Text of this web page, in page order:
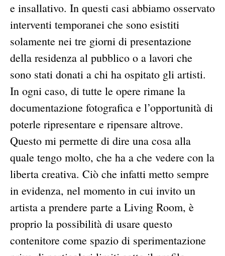
e insallativo. In questi casi abbiamo osservato
interventi temporanei che sono esistiti
solamente nei tre giorni di presentazione
della residenza al pubblico o a lavori che
sono stati donati a chi ha ospitato gli artisti.
In ogni caso, di tutte le opere rimane la
documentazione fotografica e l’opportunità di
poterle ripresentare e ripensare altrove.
Questo mi permette di dire una cosa alla
quale tengo molto, che ha a che vedere con la
liberta creativa. Ciò che infatti metto sempre
in evidenza, nel momento in cui invito un
artista a prendere parte a Living Room, è
proprio la possibilità di usare questo
contenitore come spazio di sperimentazione